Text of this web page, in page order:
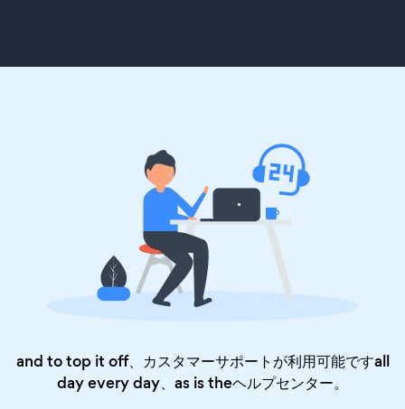
and to top it off、カスタマーサポートが利用可能ですall
day every day、as is theヘルプセンター。